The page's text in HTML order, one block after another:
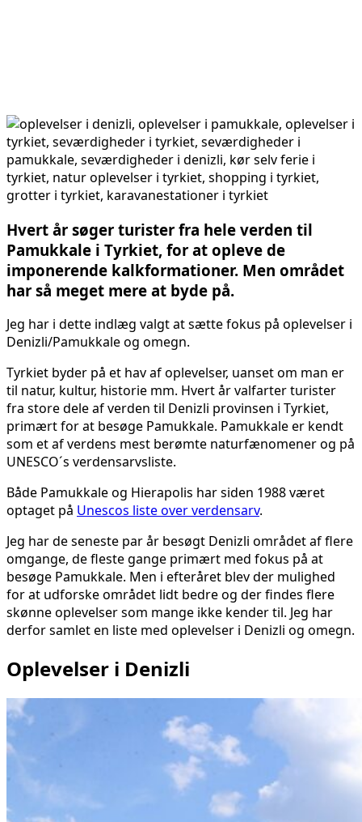
Hvert år søger turister fra hele verden til
Pamukkale i Tyrkiet, for at opleve de
imponerende kalkformationer. Men området
har så meget mere at byde på.
Jeg har i dette indlæg valgt at sætte fokus på oplevelser i
Denizli/Pamukkale og omegn.
Tyrkiet byder på et hav af oplevelser, uanset om man er
til natur, kultur, historie mm. Hvert år valfarter turister
fra store dele af verden til Denizli provinsen i Tyrkiet,
primært for at besøge Pamukkale. Pamukkale er kendt
som et af verdens mest berømte naturfænomener og på
UNESCO´s verdensarvsliste.
Både Pamukkale og Hierapolis har siden 1988 været
optaget på Unescos liste over verdensarv.
Jeg har de seneste par år besøgt Denizli området af flere
omgange, de fleste gange primært med fokus på at
besøge Pamukkale. Men i efteråret blev der mulighed
for at udforske området lidt bedre og der findes flere
skønne oplevelser som mange ikke kender til. Jeg har
derfor samlet en liste med oplevelser i Denizli og omegn.
Oplevelser i Denizli